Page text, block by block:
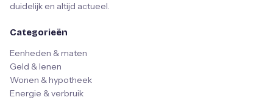
duidelijk en altijd actueel.
Categorieën
Eenheden & maten
Geld & lenen
Wonen & hypotheek
Energie & verbruik